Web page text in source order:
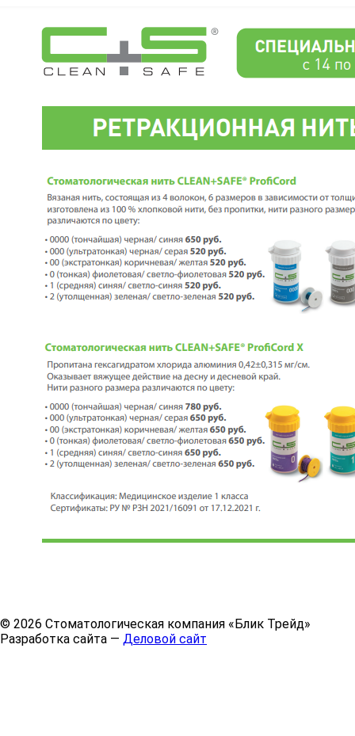
© 2026 Стоматологическая компания «Блик Трейд»
Разработка сайта — Деловой сайт